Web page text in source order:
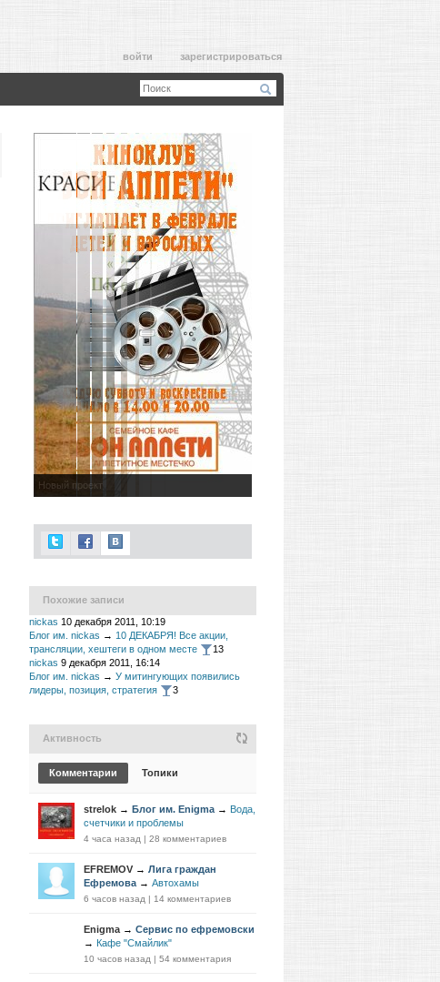
войти зарегистрироваться
Новый проект
Похожие записи
nickas 10 декабря 2011, 10:19
Блог им. nickas → 10 ДЕКАБРЯ! Все акции,
трансляции, хештеги в одном месте
13
nickas 9 декабря 2011, 16:14
Блог им. nickas → У митингующих появились
лидеры, позиция, стратегия
3
Активность
Комментарии Топики
strelok → Блог им. Enigma → Вода,
счетчики и проблемы
4 часа назад | 28 комментариев
EFREMOV → Лига граждан
Ефремова → Автохамы
6 часов назад | 14 комментариев
Enigma → Сервис по ефремовски
→ Кафе "Смайлик"
10 часов назад | 54 комментария